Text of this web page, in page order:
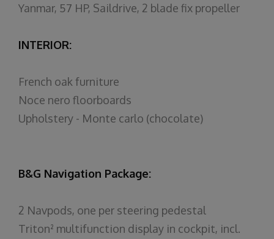
Yanmar, 57 HP, Saildrive, 2 blade fix propeller
INTERIOR:
French oak furniture
Noce nero floorboards
Upholstery - Monte carlo (chocolate)
B&G Navigation Package:
2 Navpods, one per steering pedestal
Triton² multifunction display in cockpit, incl.